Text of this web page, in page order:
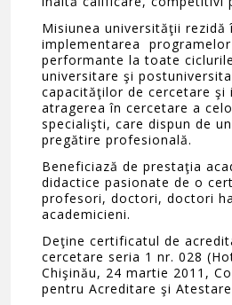
Misiunea universităţii rezidă
implementarea
performante la toate
universitare şi
capacităţilor de cercetare şi
atragerea în cercetare a
specialişti, care dispun de
pregătire profesională.
Beneficiază de prestaţia
didactice pasionate de o
profesori, doctori, doctori
academicieni.
Deţine certificatul de
cercetare seria 1 nr. 028
Chişinău, 24 martie 2011,
pentru Acreditare şi